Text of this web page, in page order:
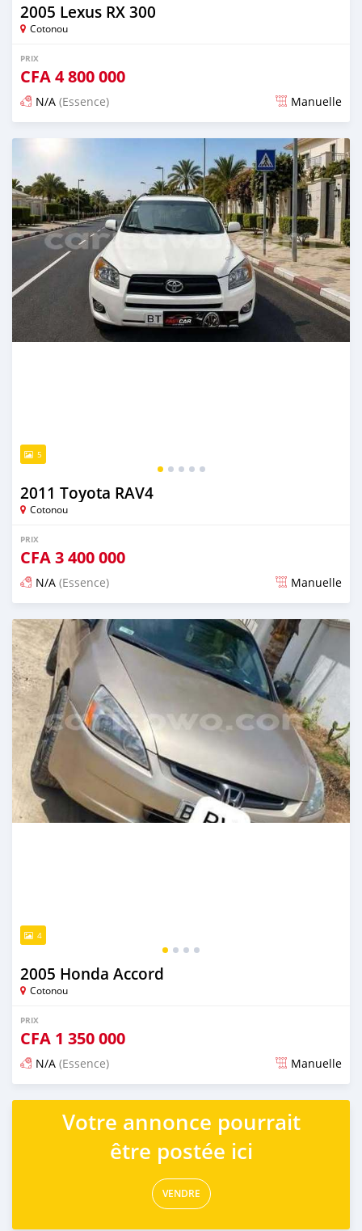
2005 Lexus RX 300
Cotonou
PRIX
CFA4 800 000
N/A (Essence) Manuelle
Publié il y a 4 jours
5
2011 Toyota RAV4
Cotonou
PRIX
CFA3 400 000
N/A (Essence) Manuelle
Publié il y a 4 jours
4
2005 Honda Accord
Cotonou
PRIX
CFA 1 350 000
N/A (Essence) Manuelle
Publié il y a 4 jours
Votre annonce pourrait
être postée ici
VENDRE